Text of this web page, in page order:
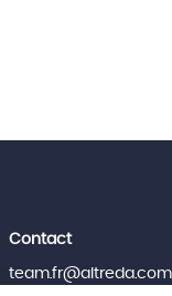
Contact
team.fr@altreda.com